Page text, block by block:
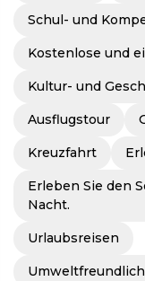
Schul- und
Kostenlose und
Kultur- und
Ausflugstour
Kreuzfahrt
Erleben Sie den
Nacht.
Urlaubsreisen